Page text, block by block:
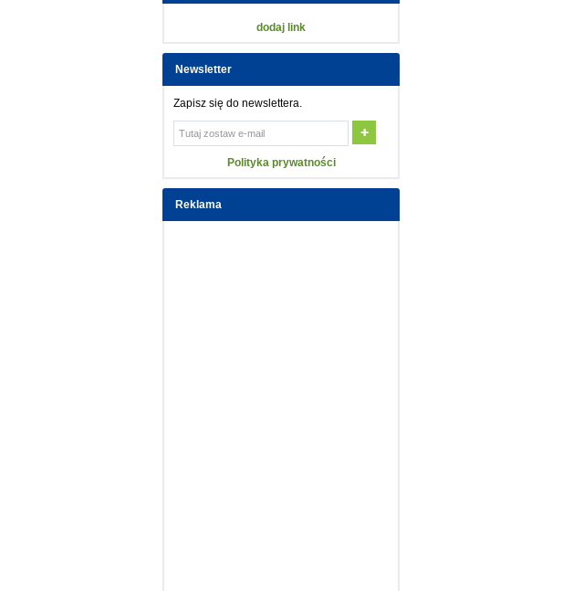
dodaj link
Newsletter
Zapisz się do newslettera.
Polityka prywatności
Reklama